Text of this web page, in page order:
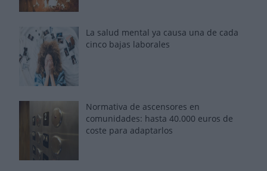
La salud mental ya causa una de cada
cinco bajas laborales
Normativa de ascensores en
comunidades: hasta 40.000 euros de
coste para adaptarlos